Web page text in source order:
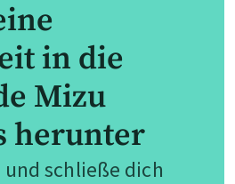
in die
Mizu
herunter
schließe dich